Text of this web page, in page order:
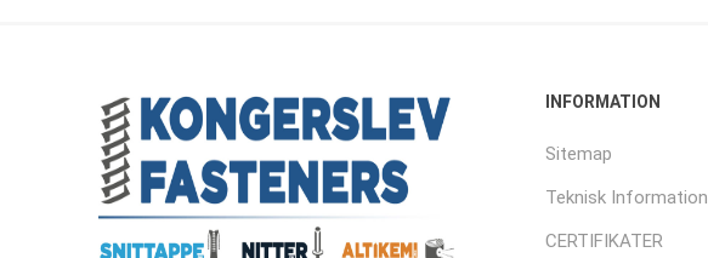
INFORMATION
Sitemap
Teknisk Information
CERTIFIKATER